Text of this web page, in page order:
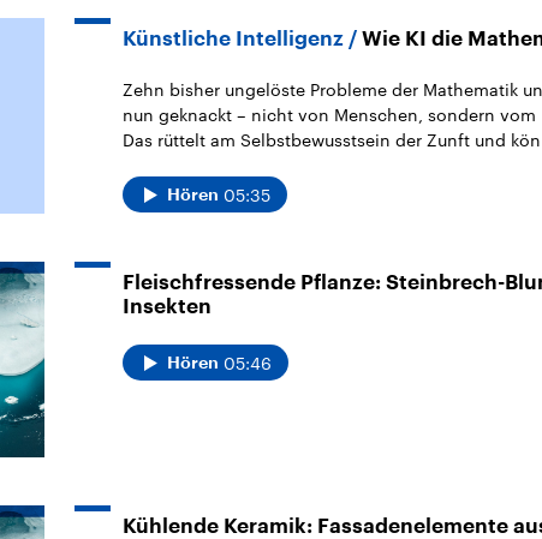
Künstliche Intelligenz Wie KI die
Zehn bisher ungelöste Probleme der Mathematik
nun geknackt – nicht von Menschen, sondern
Das rüttelt am Selbstbewusstsein der Zunft und
Hören 05:35
Fleischfressende Pflanze: Steinbrech-
Insekten
Hören 05:46
Kühlende Keramik: Fassadenelemente